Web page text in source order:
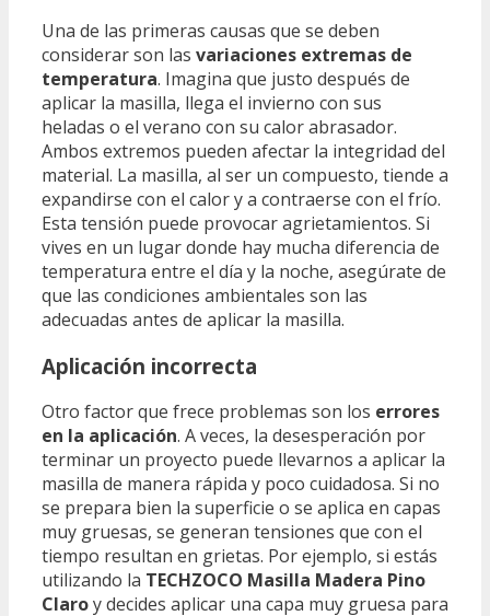
Una de las primeras causas que se deben
considerar son las variaciones extremas de
temperatura. Imagina que justo después de
aplicar la masilla, llega el invierno con sus
heladas o el verano con su calor abrasador.
Ambos extremos pueden afectar la integridad del
material. La masilla, al ser un compuesto, tiende a
expandirse con el calor y a contraerse con el frío.
Esta tensión puede provocar agrietamientos. Si
vives en un lugar donde hay mucha diferencia de
temperatura entre el día y la noche, asegúrate de
que las condiciones ambientales son las
adecuadas antes de aplicar la masilla.
Aplicación incorrecta
Otro factor que frece problemas son los errores
en la aplicación. A veces, la desesperación por
terminar un proyecto puede llevarnos a aplicar la
masilla de manera rápida y poco cuidadosa. Si no
se prepara bien la superficie o se aplica en capas
muy gruesas, se generan tensiones que con el
tiempo resultan en grietas. Por ejemplo, si estás
utilizando la TECHZOCO Masilla Madera Pino
Claroy decides aplicar una capa muy gruesa para